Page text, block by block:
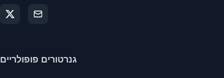
גנרטורים פופולריים